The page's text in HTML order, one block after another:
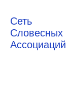
Сеть
Словесных
Ассоциаций